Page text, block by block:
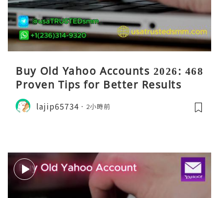
Buy Old Yahoo Accounts 2026: 468
Proven Tips for Better Results
lajip65734 2小時前